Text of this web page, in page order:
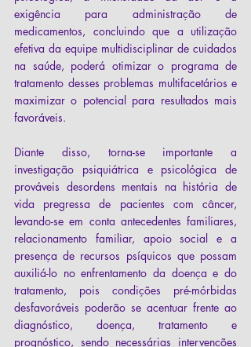
exigência para administração de
medicamentos, concluindo que a utilização
efetiva da equipe multidisciplinar de cuidados
na saúde, poderá otimizar o programa de
tratamento desses problemas multifacetários e
maximizar o potencial para resultados mais
favoráveis.
Diante disso, torna-se importante a
investigação psiquiátrica e psicológica de
prováveis desordens mentais na história de
vida pregressa de pacientes com câncer,
levando-se em conta antecedentes familiares,
relacionamento familiar, apoio social e a
presença de recursos psíquicos que possam
auxiliá-lo no enfrentamento da doença e do
tratamento, pois condições pré-mórbidas
desfavoráveis poderão se acentuar frente ao
diagnóstico, doença, tratamento e
prognóstico, sendo necessárias intervenções